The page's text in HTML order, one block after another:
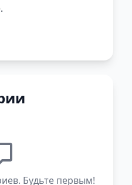
Будьте первым!